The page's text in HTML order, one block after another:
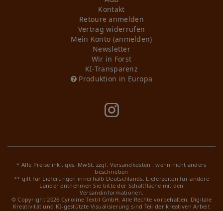
Kontakt
Retoure anmelden
Vertrag widerrufen
Mein Konto (anmelden)
Newsletter
Wir in Forst
KI-Transparenz
Produktion in Europa
* Alle Preise inkl. ges. MwSt. zzgl. Versandkosten , wenn nicht anders
beschrieben
** gilt für Lieferungen innerhalb Deutschlands, Lieferzeiten für andere
Länder entnehmen Sie bitte der Schaltfläche mit den
Versandinformationen.
© Copyright 2026 Cyroline Textil GmbH. Alle Rechte vorbehalten. Digitale
Kreativität und KI-gestützte Visualisierung sind Teil der kreativen Arbeit